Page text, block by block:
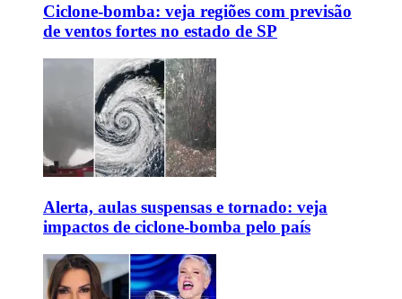
Ciclone-bomba: veja regiões com previsão
de ventos fortes no estado de SP
Alerta, aulas suspensas e tornado: veja
impactos de ciclone-bomba pelo país